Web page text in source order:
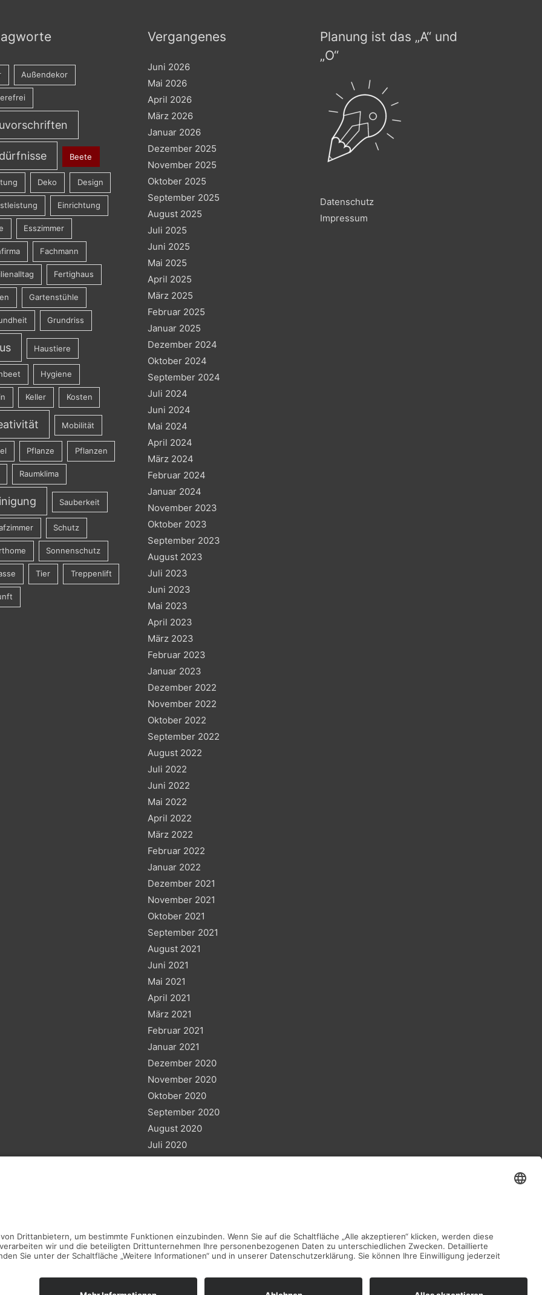
Außendekor
Beete
Deko Design
Einrichtung
Esszimmer
Fachmann
Fertighaus
Gartenstühle
Grundriss
Haustiere
Hygiene
Keller Kosten
Mobilität
Pflanze Pflanzen
Raumklima
Sauberkeit
Schutz
Sonnenschutz
Tier Treppenlift
Vergangenes
Juni 2026
Mai 2026
April 2026
März 2026
Januar 2026
Dezember 2025
November 2025
Oktober 2025
September 2025
August 2025
Juli 2025
Juni 2025
Mai 2025
April 2025
März 2025
Februar 2025
Januar 2025
Dezember 2024
Oktober 2024
September 2024
Juli 2024
Juni 2024
Mai 2024
April 2024
März 2024
Februar 2024
Januar 2024
November 2023
Oktober 2023
September 2023
August 2023
Juli 2023
Juni 2023
Mai 2023
April 2023
März 2023
Februar 2023
Januar 2023
Dezember 2022
November 2022
Oktober 2022
September 2022
August 2022
Juli 2022
Juni 2022
Mai 2022
April 2022
März 2022
Februar 2022
Januar 2022
Dezember 2021
November 2021
Oktober 2021
September 2021
August 2021
Juni 2021
Mai 2021
April 2021
März 2021
Februar 2021
Januar 2021
Dezember 2020
November 2020
Oktober 2020
September 2020
August 2020
Juli 2020
Planung ist das „A“ und
„O“
Datenschutz
Impressum